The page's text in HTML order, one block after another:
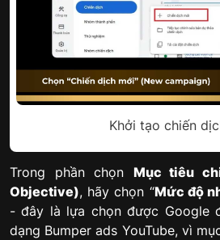
Khởi tạo chiến
Trong phần chọn Mục tiêu
Objective), hãy chọn “Mức độ
- đây là lựa chọn được Google
dạng Bumper ads YouTube, vì